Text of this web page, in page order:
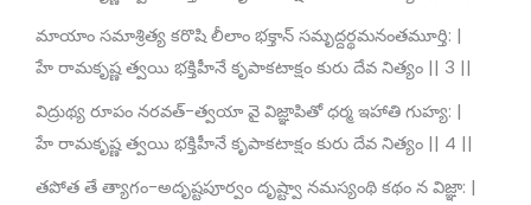
మాయాం సమాశ్రిత్య కరొషి లీలాం భక్తాన్ సమృద్దర్థమనంతమూర్తి: |
హే రామకృష్ణ త్వయి భక్తిహీనే కృపాకటాక్షం కురు దేవ నిత్యం || 3 ||
విద్రుథ్య రూపం నరవత్-త్వయా వై విజ్ఞాపితో ధర్మ ఇహాతి గుహ్య: |
హే రామకృష్ణ త్వయి భక్తిహీనే కృపాకటాక్షం కురు దేవ నిత్యం || 4 ||
తపోత తే త్యాగం-అదృష్టపూర్వం దృష్ట్వా నమస్యంథి కథం న విజ్ఞా: |